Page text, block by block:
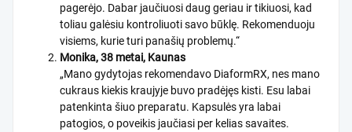
pagerėjo. Dabar jaučiuosi daug geriau ir tikiuosi, kad
toliau galėsiu kontroliuoti savo būklę. Rekomenduoju
visiems, kurie turi panašių problemų.“
Monika, 38 metai, Kaunas
„Mano gydytojas rekomendavo DiaformRX, nes mano
cukraus kiekis kraujyje buvo pradėjęs kisti. Esu labai
patenkinta šiuo preparatu. Kapsulės yra labai
patogios, o poveikis jaučiasi per kelias savaites.